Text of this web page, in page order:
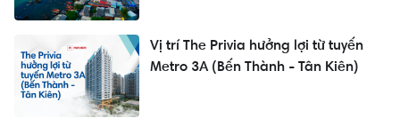
Vị trí The Privia hưởng lợi từ tuyến
Metro 3A (Bến Thành - Tân Kiên)